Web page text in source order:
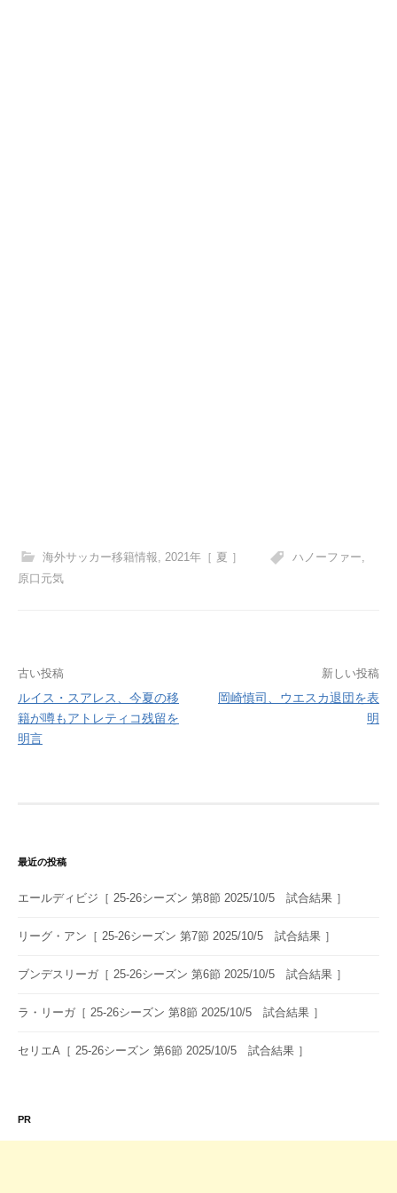
海外サッカー移籍情報, 2021年［ 夏 ］ ハノーファー,
原口元気
投
稿
ナ
シ
ョ
古い投稿
ルイス・スアレス、今夏の移
籍が噂もアトレティコ残留を
明言
新しい投稿
岡崎慎司、ウエスカ退団を表
明
最近の投稿
エールディビジ［ 25-26シーズン 第8節 2025/10/5 試合結果 ］
リーグ・アン［ 25-26シーズン 第7節 2025/10/5 試合結果 ］
ブンデスリーガ［ 25-26シーズン 第6節 2025/10/5 試合結果 ］
ラ・リーガ［ 25-26シーズン 第8節 2025/10/5 試合結果 ］
セリエA［ 25-26シーズン 第6節 2025/10/5 試合結果 ］
PR